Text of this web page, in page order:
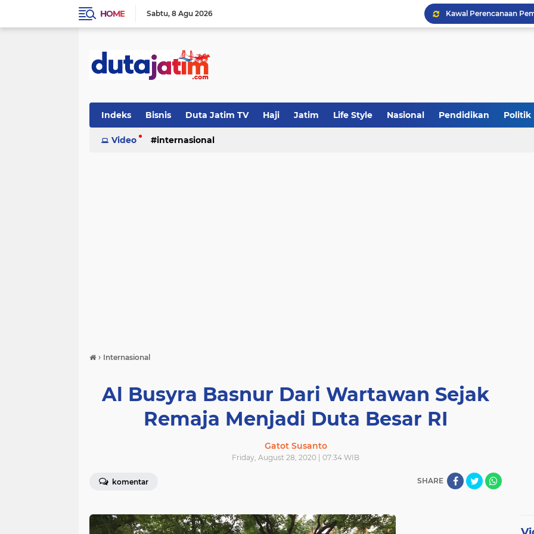
HOME Sabtu 8 Agu 2026
Sinergi Fiskal Moneter:
Indeks Bisnis Duta Jatim TV Haji Jatim Life Style Nasional Pendidikan Politik
Video internasional
› Internasional
Al Busyra Basnur Dari Wartawan Sejak
Remaja Menjadi Duta Besar RI
Gatot Susanto
Friday, August 28, 2020 | 07:34 WIB
komentar SHARE